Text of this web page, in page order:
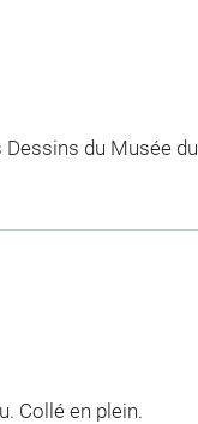
Dessins du Musée du
Collé en plein.